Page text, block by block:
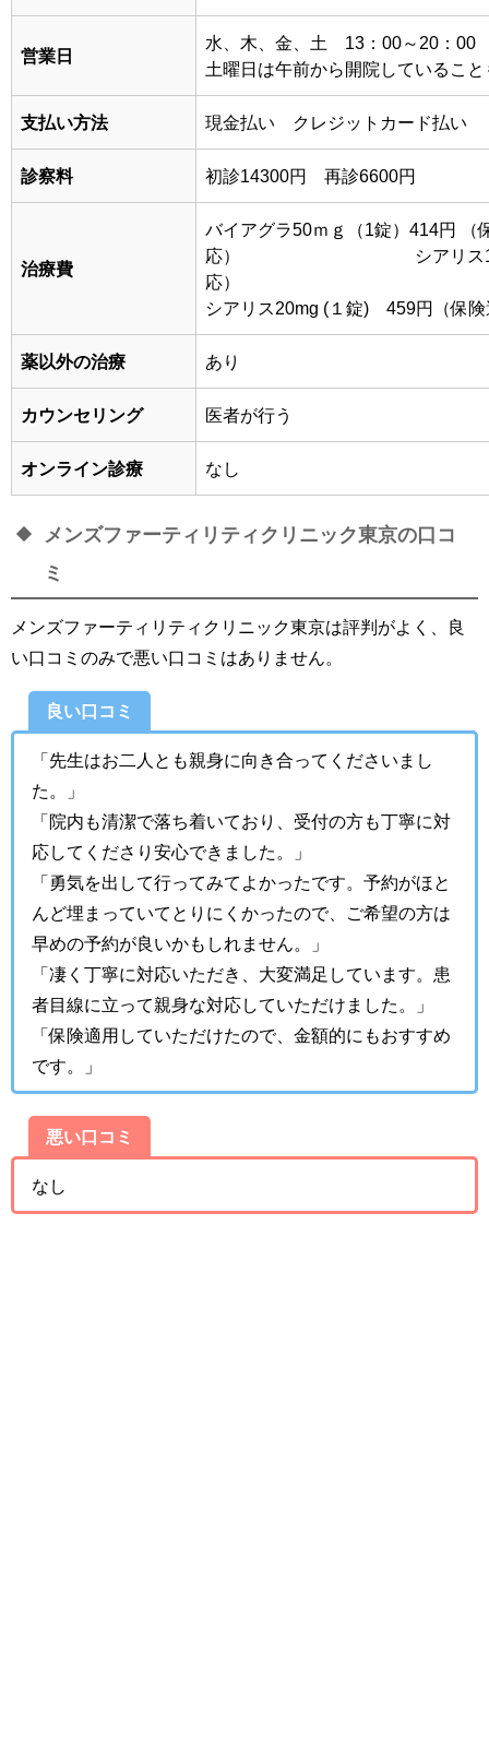
営業日
水、木、金、土 13：00～20：00
土曜日は午前から開院していること
支払い方法 現金払い クレジットカード払い
診察料 初診14300円 再診6600円
治療費
バイアグラ50ｍｇ（1錠）414円 （
応） シアリス10mg (
応）
シアリス20mg (１錠) 459円（保険
薬以外の治療 あり
カウンセリング 医者が行う
オンライン診療 なし
メンズファーティリティクリニック東京の口コ
ミ
メンズファーティリティクリニック東京は評判がよく、良
い口コミのみで悪い口コミはありません。
良い口コミ
「 先生はお二人とも親身に向き合ってくださいまし
た
。」
「 院内も清潔で落ち着いており、受付の方も丁寧に対
応してくださり安心できました
。」
「 勇気を出して行ってみてよかったです。予約がほと
んど埋まっていてとりにくかったので、ご希望の方は
早めの予約が良いかもしれません
。」
「 凄く丁寧に対応いただき、大変満足しています。
患
者目線に立って親身な対応していただけました。」
「保険適用していただけたので、金額的にもおすすめ
です。」
悪い口コミ
なし